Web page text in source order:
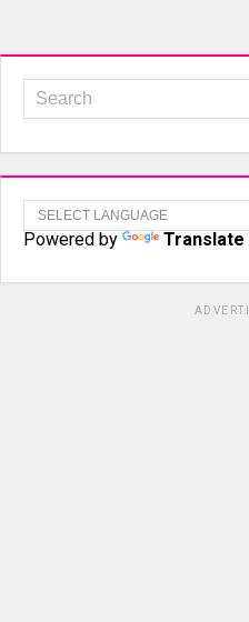
Powered by Translate